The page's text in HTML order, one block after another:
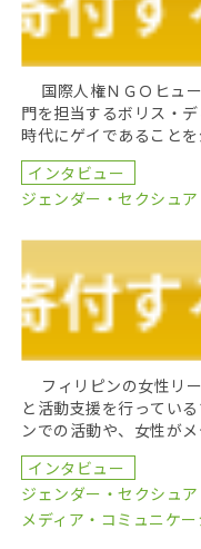
国際人権ＮＧＯヒュ
門を担当するボリス・
時代にゲイであること
案、ゲイのカップルに
インタビュー
ジェンダー・セクシュア
フィリピンの女性リ
と活動支援を行ってい
ンでの活動や、女性が
伺った。
インタビュー
ジェンダー・セクシュア
メディア・コミュニケ